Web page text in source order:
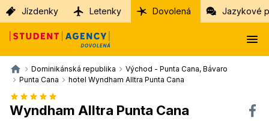
Jízdenky Letenky Dovolená Jazykové
Dominikánská republika
Východ - Punta Cana, Bávaro
Punta Cana
hotel Wyndham Alltra Punta Cana
Wyndham Alltra Punta Cana